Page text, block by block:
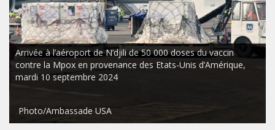
Arrivée à l’aéroport de N’djili de 50 000 doses du vaccin
contre la Mpox en provenance des Etats-Unis d’Amérique,
mardi 10 septembre 2024
Photo/Ambassade USA